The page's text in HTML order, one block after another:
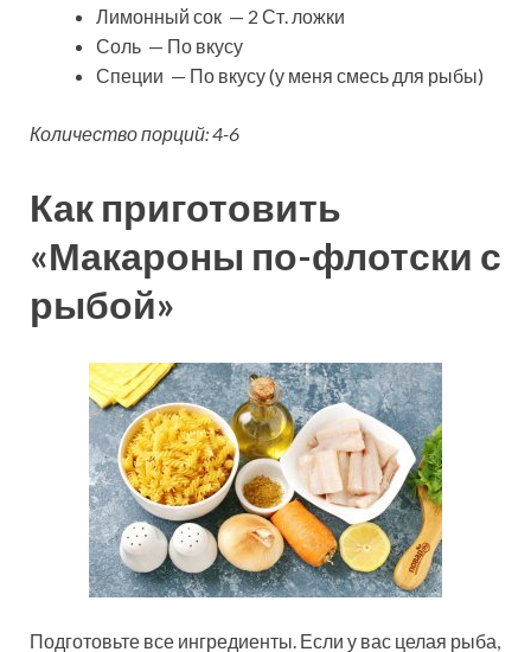
Лимонный сок — 2 Ст. ложки
Соль — По вкусу
Специи — По вкусу (у меня смесь для рыбы)
Количество порций: 4-6
Как приготовить
«Макароны по-флотски с
рыбой»
Подготовьте все ингредиенты. Если у вас целая рыба,